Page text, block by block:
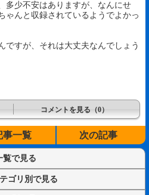
多少不安はありますが、なんにせ
ゃんと収録されているようでよかっ
ですが、それは大丈夫なんでしょう
コメントを見る（0）
事一覧 次の記事
覧で見る
ゴリ別で見る